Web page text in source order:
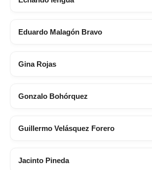
Eduardo Malagón Bravo
Gina Rojas
Gonzalo Bohórquez
Guillermo Velásquez Forero
Jacinto Pineda